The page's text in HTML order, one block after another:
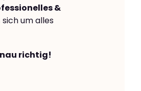
&
sich um alles
richtig!